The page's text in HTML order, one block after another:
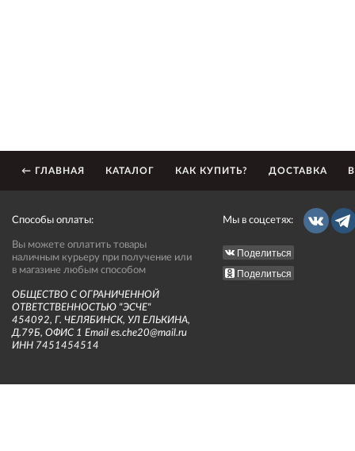
← ГЛАВНАЯ КАТАЛОГ КАК КУПИТЬ? ДОСТАВКА
Способы оплаты:
Вы можете оплатить товары
наличным курьеру при получение или
в магазине любым способом
ОБЩЕСТВО С ОГРАНИЧЕННОЙ
ОТВЕТСТВЕННОСТЬЮ "ЭСЧЕ"
454092, Г. ЧЕЛЯБИНСК, УЛ ЕЛЬКИНА,
Д.79Б, ОФИС 1 Email es.che20@mail.ru
ИНН 7451454514
Мы в соцсетях:
Поделиться
Поделиться